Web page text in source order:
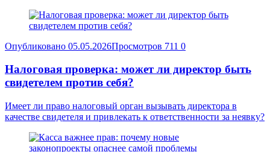
Опубликовано 05.05.2026Просмотров 711 0
Налоговая проверка: может ли директор быть
свидетелем против себя?
Имеет ли право налоговый орган вызывать директора в
качестве свидетеля и привлекать к ответственности за неявку?